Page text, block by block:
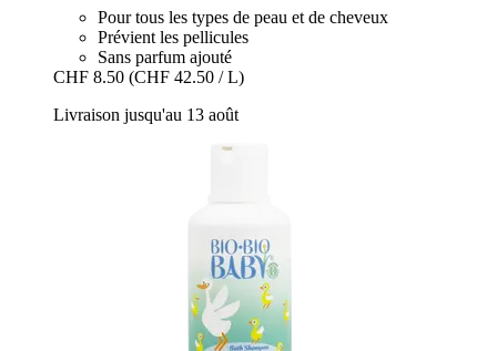
Pour tous les types de peau et de cheveux
Prévient les pellicules
Sans parfum ajouté
CHF 8.50 (CHF 42.50 / L)
Livraison jusqu'au 13 août